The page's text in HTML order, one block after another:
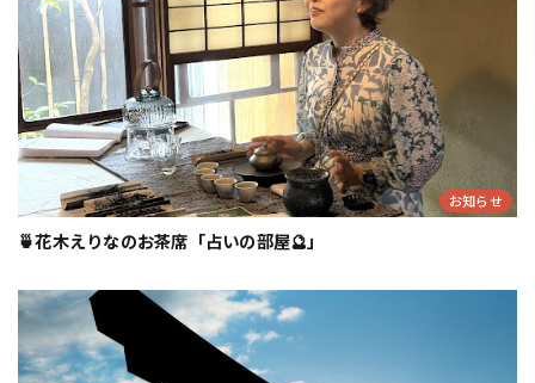
お知らせ
🍵花木えりなのお茶席「占いの部屋🔮」